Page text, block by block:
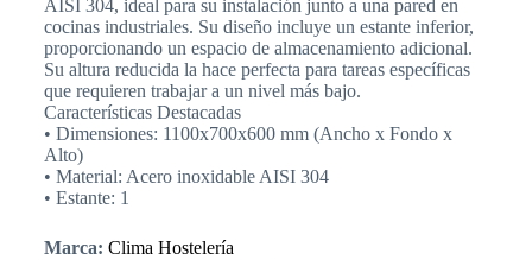
AISI 304, ideal para su instalación junto a una pared en
cocinas industriales. Su diseño incluye un estante inferior,
proporcionando un espacio de almacenamiento adicional.
Su altura reducida la hace perfecta para tareas específicas
que requieren trabajar a un nivel más bajo.
Características Destacadas
• Dimensiones: 1100x700x600 mm (Ancho x Fondo x
Alto)
• Material: Acero inoxidable AISI 304
• Estante: 1
Marca: Clima Hostelería